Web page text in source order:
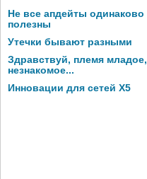
Не все апдейты одинаково
полезны
Утечки бывают разными
Здравствуй, племя младое,
незнакомое...
Инновации для сетей X5